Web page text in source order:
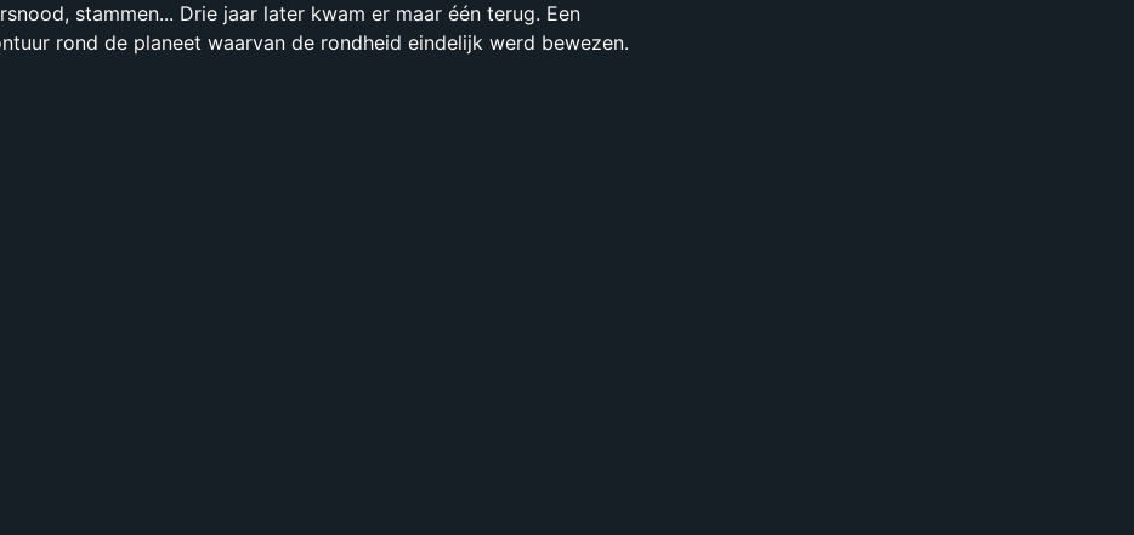
stammen... Drie jaar later kwam er maar één terug. Een
rond de planeet waarvan de rondheid eindelijk werd bewezen.